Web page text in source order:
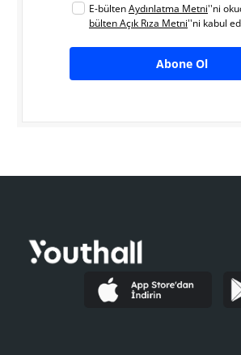
E-bültenAydınlatma Metni''ni
bülten Açık Rıza Metni''ni kabul
Abone Ol